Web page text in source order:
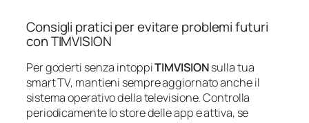
Consigli pratici per evitare problemi futuri
con TIMVISION
Per goderti senza intoppiTIMVISIONsulla tua
smart TV, mantieni sempre aggiornato anche il
sistema operativo della televisione. Controlla
periodicamente lo store delle app e attiva, se